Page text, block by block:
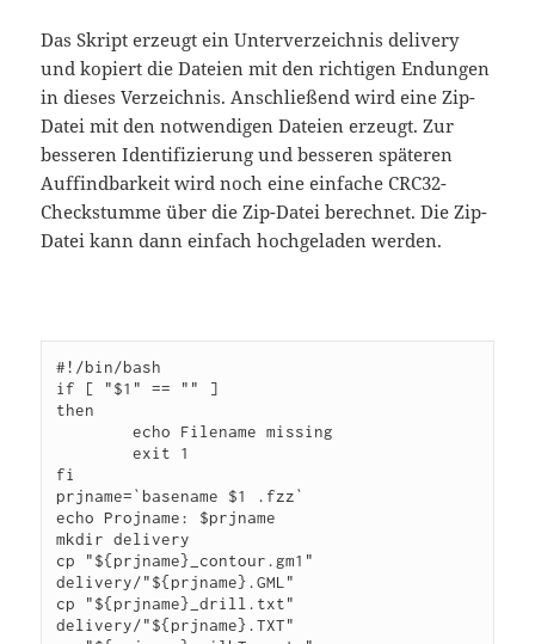
Das Skript erzeugt ein Unterverzeichnis delivery
und kopiert die Dateien mit den richtigen Endungen
in dieses Verzeichnis. Anschließend wird eine Zip-
Datei mit den notwendigen Dateien erzeugt. Zur
besseren Identifizierung und besseren späteren
Auffindbarkeit wird noch eine einfache CRC32-
Checkstumme über die Zip-Datei berechnet. Die Zip-
Datei kann dann einfach hochgeladen werden.
#!/bin/bash
if [ "$1" == "" ]
then
	echo Filename missing
	exit 1
fi
prjname=`basename $1 .fzz`
echo Projname: $prjname
mkdir delivery
cp "${prjname}_contour.gm1"
delivery/"${prjname}.GML"
cp "${prjname}_drill.txt"
delivery/"${prjname}.TXT"